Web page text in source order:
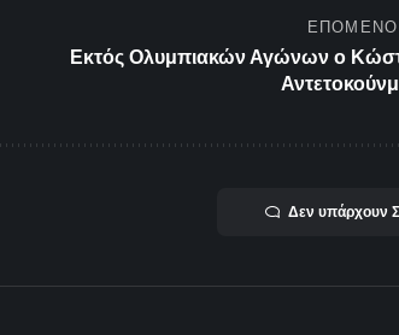
Εκτός Ολυμπιακών Αγώνων ο
Δεν υπάρχουν